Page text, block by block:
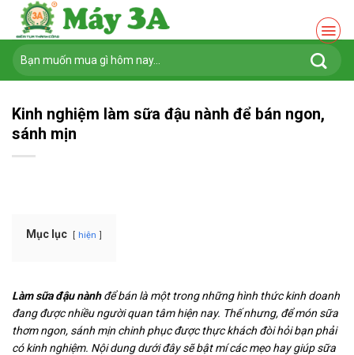
Chuyển
nội
dung
Tìm
kiếm:
Kinh nghiệm làm sữa đậu nành để bán ngon,
sánh mịn
Mục lục hiện
Làm sữa đậu nànhđể bán là một trong những hình thức kinh doanh
đang được nhiều người quan tâm hiện nay. Thế nhưng, để món sữa
thơm ngon, sánh mịn chinh phục được thực khách đòi hỏi bạn phải
có kinh nghiệm. Nội dung dưới đây sẽ bật mí các mẹo hay giúp sữa